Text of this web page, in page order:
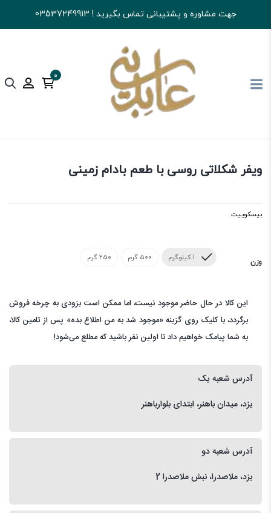
جهت مشاوره و پشتیبانی تماس بگیرید ! 03537249913
0
آجیل و خشکبار عابدینی تنقلات بیسکوییت
ویفر شکلاتی روسی با طعم بادام زمینی
بیسکوییت
وزن 1 کیلوگرم 500 گرم 250 گرم
این کالا در حال حاضر موجود نیست، اما ممکن است بزودی به چرخه فروش
برگردد، با کلیک روی گزینه «موجود شد به من اطلاع بده» پس از تامین کالا،
به شما پیامک خواهیم داد تا اولین نفر باشید که مطلع می‌شود!
آدرس شعبه یک
یزد، میدان باهنر، ابتدای بلوارباهنر
آدرس شعبه دو
یزد، ملاصدرا، نبش ملاصدرا 2